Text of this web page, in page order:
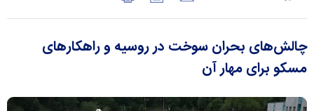
چالش‌های بحران سوخت در روسیه و راهکار‌های
مسکو برای مهار آن